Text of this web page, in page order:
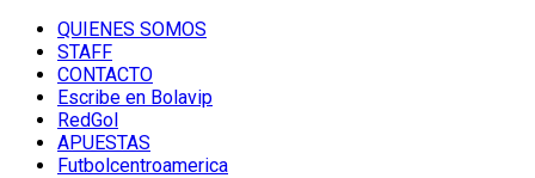
QUIENES SOMOS
STAFF
CONTACTO
Escribe en Bolavip
RedGol
APUESTAS
Futbolcentroamerica